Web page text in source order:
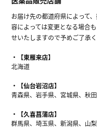
お届け先の都道府県によって
容によっては変更となる場合
せいたしますので予めご了承く
【東雁来店】
北海道
【仙台岩沼店】
青森県、岩手県、宮城県、秋
【久喜菖蒲店】
群馬県、埼玉県、新潟県、山